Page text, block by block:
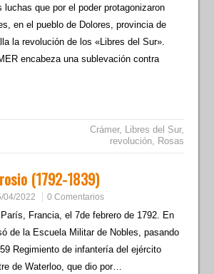
luchas que por el poder protagonizaron
en el pueblo de Dolores, provincia de
la revolución de los «Libres del Sur».
encabeza una sublevación contra
Crámer, Libres del Sur,
revolución, Rosas
(1792-1839)
04/2022 0 Comentarios
Francia, el 7de febrero de 1792. En
de la Escuela Militar de Nobles, pasando
Regimiento de infantería del ejército
de Waterloo, que dio por…